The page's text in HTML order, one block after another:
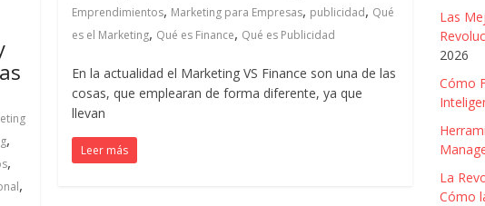
,
,
,
Emprendimientos, Marketing para Empresas, publicidad, Qué
es el Marketing, Qué es Finance, Qué es Publicidad
En la actualidad el Marketing VS Finance son una de las
cosas, que emplearan de forma diferente, ya que
llevan
Leer más
Las
2026
Cómo
La
Cómo